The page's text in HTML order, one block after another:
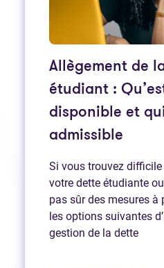
Allègement de
étudiant :
disponible et
admissible
Si vous trouvez
votre dette étudiante
pas sûr des mesures à
les options suivantes
gestion de la dette